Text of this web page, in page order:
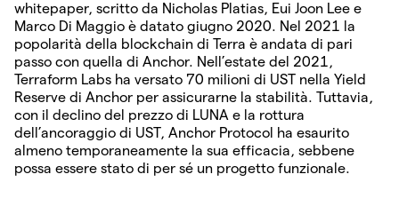
whitepaper, scritto da Nicholas Platias, Eui Joon Lee e
Marco Di Maggio è datato giugno 2020. Nel 2021 la
popolarità della blockchain di Terra è andata di pari
passo con quella di Anchor. Nell’estate del 2021,
Terraform Labs ha versato 70 milioni di UST nella Yield
Reserve di Anchor per assicurarne la stabilità. Tuttavia,
con il declino del prezzo di LUNA e la rottura
dell’ancoraggio di UST, Anchor Protocol ha esaurito
almeno temporaneamente la sua efficacia, sebbene
possa essere stato di per sé un progetto funzionale.